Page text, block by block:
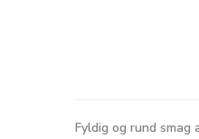
Fyldig og rund smag